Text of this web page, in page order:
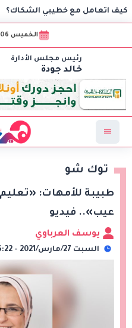
اتعامل مع خطيبي الشكاك؟
الخميس 06 أغسطس 2026
رئيس مجلس الأدارة
خالد جودة
توك شو
طبيبة للأمهات:
عيب».. فيديو
يوسف العرباوي
السبت 27/مارس/2021 - 06:22 م